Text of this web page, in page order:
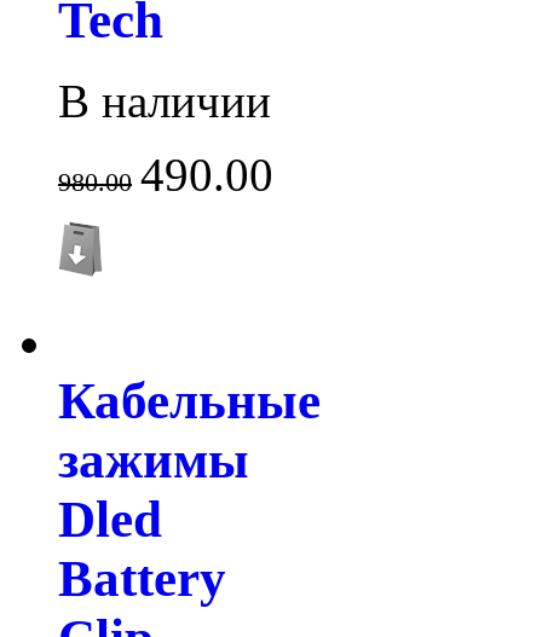
Tech
В наличии
980.00 490.00
Кабельные
зажимы
Dled
Battery